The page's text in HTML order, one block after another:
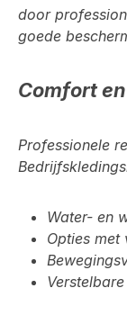
door
goede
Comfort
Professionele
Water- en
Opties